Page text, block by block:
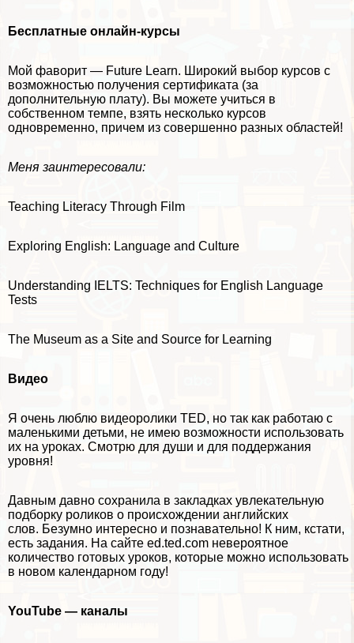
Бесплатные онлайн-курсы
Мой фаворит — Future Learn. Широкий выбор курсов с
возможностью получения сертификата (за
дополнительную плату). Вы можете учиться в
собственном темпе, взять несколько курсов
одновременно, причем из совершенно разных областей!
Меня заинтересовали:
Teaching Literacy Through Film
Exploring English: Language and Culture
Understanding IELTS: Techniques for English Language
Tests
The Museum as a Site and Source for Learning
Видео
Я очень люблю видеоролики TED, но так как работаю с
маленькими детьми, не имею возможности использовать
их на уроках. Смотрю для души и для поддержания
уровня!
Давным давно сохранила в закладках увлекательную
подборку роликов о происхождении английских
слов. Безумно интересно и познавательно! К ним, кстати,
есть задания. На сайте ed.ted.com невероятное
количество готовых уроков, которые можно использовать
в новом календарном году!
YouTube — каналы